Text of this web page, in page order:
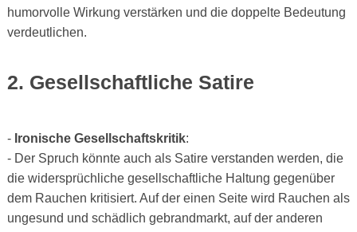
humorvolle Wirkung verstärken und die doppelte Bedeutung
verdeutlichen.
2. Gesellschaftliche Satire
- Ironische Gesellschaftskritik:
- Der Spruch könnte auch als Satire verstanden werden, die
die widersprüchliche gesellschaftliche Haltung gegenüber
dem Rauchen kritisiert. Auf der einen Seite wird Rauchen als
ungesund und schädlich gebrandmarkt, auf der anderen